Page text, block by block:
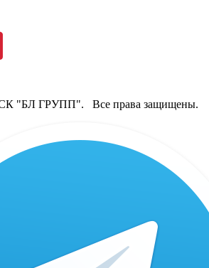
"БЛ ГРУПП". Все права защищены.